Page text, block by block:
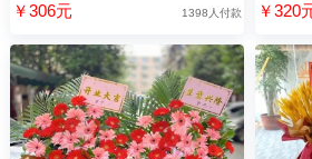
￥306元 1398人付款 ￥320